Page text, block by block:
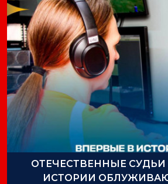
ОТЕЧЕСТВЕННЫЕ
ИСТОРИИ